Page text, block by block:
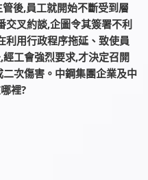
後,員工就開始不斷受到層
交叉約談,企圖令其簽署不利
利用行政程序拖延、致使員
工會強烈要求,才決定召開
次傷害。中鋼集團企業及中
裡?